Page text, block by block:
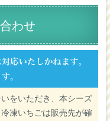
わせ
をいただき、本シーズ
凍いちごは販売先が確